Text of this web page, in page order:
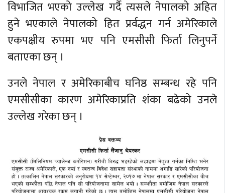
विभाजित भएको उल्लेख गर्दै त्यसले नेपालको अहित
हुने भएकाले नेपालको हित प्रर्वद्धन गर्न अमेरिकाले
एकपक्षीय रुपमा भए पनि एमसीसी फिर्ता लिनुपर्ने
बताएका छन् ।
उनले नेपाल र अमेरिकाबीच घनिष्ठ सम्बन्ध रहे पनि
एमसीसीका कारण अमेरिकाप्रति शंका बढेको उनले
उल्लेख गरेका छन् ।